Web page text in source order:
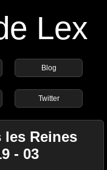
Lex
Blog
Twitter
Reines
- 03